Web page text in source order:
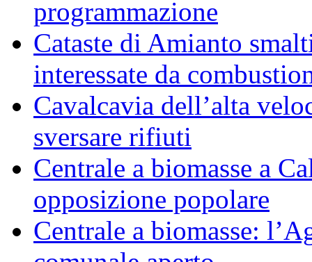
programmazione
Cataste di Amianto
interessate da
Cavalcavia dell’alta
sversare rifiuti
Centrale a biomasse a
opposizione popolare
Centrale a biomasse: